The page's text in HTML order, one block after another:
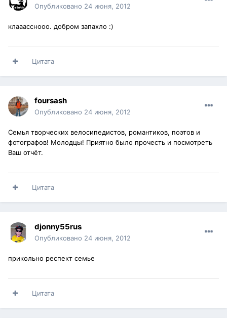
Опубликовано 24 июня, 2012
клааасснооо. добром запахло :)
Цитата
foursash
Опубликовано 24 июня, 2012
Семья творческих велосипедистов, романтиков, поэтов и
фотографов! Молодцы! Приятно было прочесть и посмотреть
Ваш отчёт.
Цитата
djonny55rus
Опубликовано 24 июня, 2012
прикольно респект семье
Цитата